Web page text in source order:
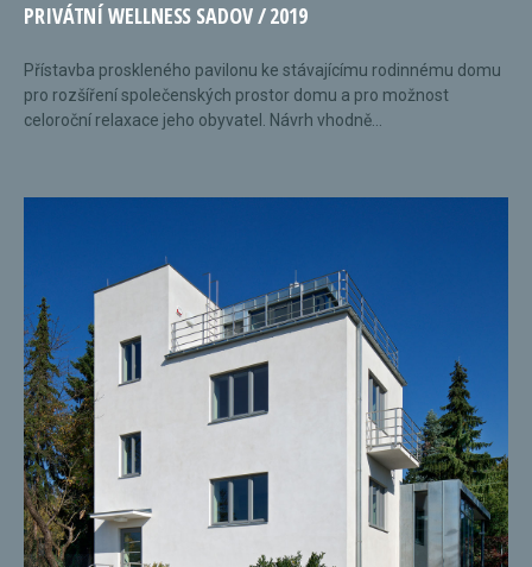
PRIVÁTNÍ WELLNESS SADOV / 2019
Přístavba proskleného pavilonu ke stávajícímu rodinnému domu
pro rozšíření společenských prostor domu a pro možnost
celoroční relaxace jeho obyvatel. Návrh vhodně...